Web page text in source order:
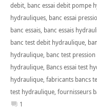
debit, banc essai debit pompe
hydrauliques, banc essai
banc essais, banc essais
banc test debit hydraulique,
hydraulique, banc test
hydraulique, Bancs essai test
hydraulique, fabricants bancs
test hydraulique, fournisseurs
1